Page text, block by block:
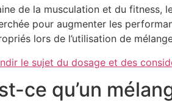
de la musculation et du fitness,
pour augmenter les
lors de l’utilisation de
le sujet du dosage et des
ce qu’un